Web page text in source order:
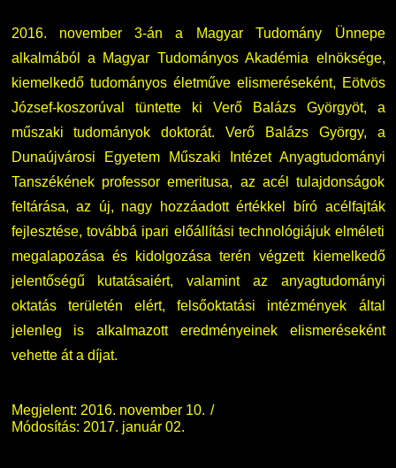
2016. november 3-án a Magyar Tudomány Ünnepe
alkalmából a Magyar Tudományos Akadémia elnöksége,
kiemelkedő tudományos életműve elismeréseként, Eötvös
József-koszorúval tüntette ki Verő Balázs Györgyöt, a
műszaki tudományok doktorát. Verő Balázs György, a
Dunaújvárosi Egyetem Műszaki Intézet Anyagtudományi
Tanszékének professor emeritusa, az acél tulajdonságok
feltárása, az új, nagy hozzáadott értékkel bíró acélfajták
fejlesztése, továbbá ipari előállítási technológiájuk elméleti
megalapozása és kidolgozása terén végzett kiemelkedő
jelentőségű kutatásaiért, valamint az anyagtudományi
oktatás területén elért, felsőoktatási intézmények által
jelenleg is alkalmazott eredményeinek elismeréseként
vehette át a díjat.
Megjelent: 2016. november 10.
Módosítás: 2017. január 02.